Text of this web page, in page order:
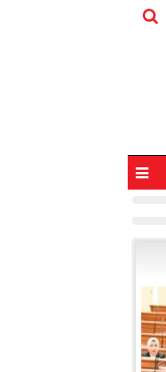

واستغلالها يخفف أزمة
